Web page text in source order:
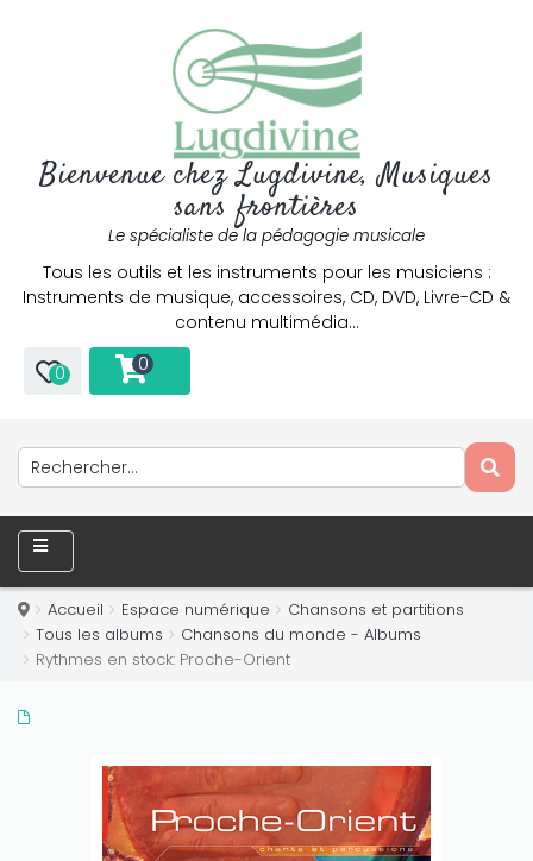
Bienvenue chez Lugdivine, Musiques
sans frontières
Le spécialiste de la pédagogie musicale
Tous les outils et les instruments pour les musiciens :
Instruments de musique, accessoires, CD, DVD, Livre-CD &
contenu multimédia…
0 0
Accueil Espace numérique
Chansons et partitions
Tous les albums
Chansons du monde - Albums
Rythmes en stock: Proche-Orient
Only play at